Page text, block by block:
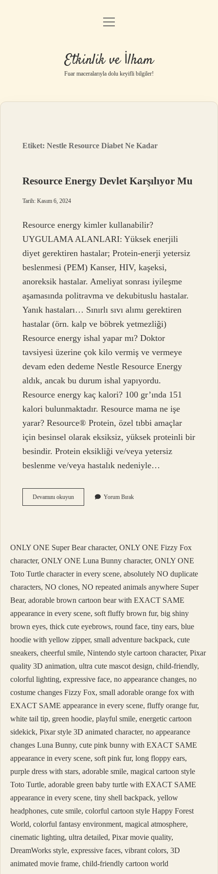
Anasayfa
Gizlilik Politikası
Yasal Uyarı
menüyü
Etkinlik ve İlham
Fuar maceralarıyla dolu keyifli bilgiler!
Etiket:Nestle Resource Diabet Ne Kadar
Resource Energy Devlet Karşılıyor Mu
Tarih: Kasım 6, 2024
Resource energy kimler kullanabilir?
UYGULAMA ALANLARI: Yüksek enerjili
diyet gerektiren hastalar; Protein-enerji yetersiz
beslenmesi (PEM) Kanser, HIV, kaşeksi,
anoreksik hastalar. Ameliyat sonrası iyileşme
aşamasında politravma ve dekubituslu hastalar.
Yanık hastaları… Sınırlı sıvı alımı gerektiren
hastalar (örn. kalp ve böbrek yetmezliği)
Resource energy ishal yapar mı? Doktor
tavsiyesi üzerine çok kilo vermiş ve vermeye
devam eden dedeme Nestle Resource Energy
aldık, ancak bu durum ishal yapıyordu.
Resource energy kaç kalori? 100 gr’ında 151
kalori bulunmaktadır. Resource mama ne işe
yarar? Resource® Protein, özel tıbbi amaçlar
için besinsel olarak eksiksiz, yüksek proteinli bir
besindir. Protein eksikliği ve/veya yetersiz
beslenme ve/veya hastalık nedeniyle…
Devamını okuyunResource
Energy
Yorum Bırak
ONLY ONE Super Bear character, ONLY ONE Fizzy Fox
character, ONLY ONE Luna Bunny character, ONLY ONE
Toto Turtle character in every scene, absolutely NO duplicate
characters, NO clones, NO repeated animals anywhere Super
Bear, adorable brown cartoon bear with EXACT SAME
appearance in every scene, soft fluffy brown fur, big shiny
brown eyes, thick cute eyebrows, round face, tiny ears, blue
hoodie with yellow zipper, small adventure backpack, cute
sneakers, cheerful smile, Nintendo style cartoon character, Pixar
quality 3D animation, ultra cute mascot design, child-friendly,
colorful lighting, expressive face, no appearance changes, no
costume changes Fizzy Fox, small adorable orange fox with
EXACT SAME appearance in every scene, fluffy orange fur,
white tail tip, green hoodie, playful smile, energetic cartoon
sidekick, Pixar style 3D animated character, no appearance
changes Luna Bunny, cute pink bunny with EXACT SAME
appearance in every scene, soft pink fur, long floppy ears,
purple dress with stars, adorable smile, magical cartoon style
Toto Turtle, adorable green baby turtle with EXACT SAME
appearance in every scene, tiny shell backpack, yellow
headphones, cute smile, colorful cartoon style Happy Forest
World, colorful fantasy environment, magical atmosphere,
cinematic lighting, ultra detailed, Pixar movie quality,
DreamWorks style, expressive faces, vibrant colors, 3D
animated movie frame, child-friendly cartoon world